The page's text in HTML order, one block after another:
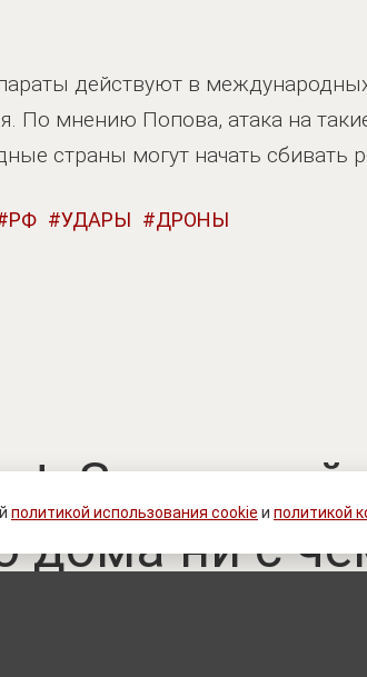
действуют в
По мнению Попова, атака на
страны могут начать сбивать
РФ УДАРЫ ДРОНЫ
Зеленский
дома ни с
политикой использования cookie и политикой